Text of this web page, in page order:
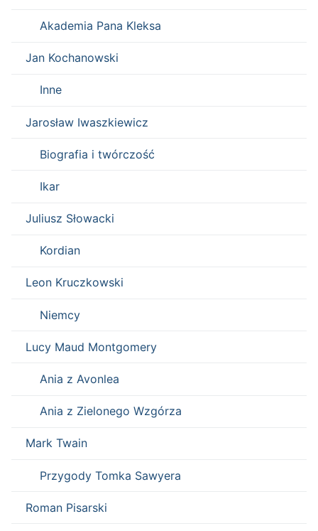
Akademia Pana Kleksa
Jan Kochanowski
Inne
Jarosław Iwaszkiewicz
Biografia i twórczość
Ikar
Juliusz Słowacki
Kordian
Leon Kruczkowski
Niemcy
Lucy Maud Montgomery
Ania z Avonlea
Ania z Zielonego Wzgórza
Mark Twain
Przygody Tomka Sawyera
Roman Pisarski